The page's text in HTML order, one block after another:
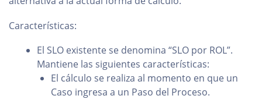
Características:
El SLO existente se denomina “SLO por ROL”.
Mantiene las siguientes características:
El cálculo se realiza al momento en que un
Caso ingresa a un Paso del Proceso.